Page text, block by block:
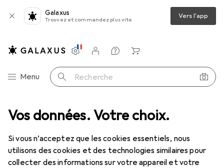
Vos données. Votre choix.
Si vous n’acceptez que les cookies essentiels, nous
utilisons des cookies et des technologies similaires pour
collecter des informations sur votre appareil et votre
Galaxus
Trouvez et commandez plus vite Vers l'app
Navigation par catégorie
Menu Recherche
Paramètres
Compte client
Listes de comparaison
Listes d'envies
Panier
Préservatifs + gels Lubrifiant Pjur INFINITY à base d'eau
7 images